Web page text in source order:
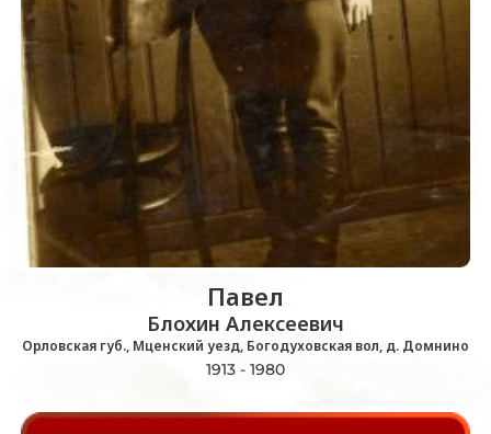
Павел
Блохин Алексеевич
Орловская губ., Мценский уезд, Богодуховская вол, д. Домнино
1913 - 1980